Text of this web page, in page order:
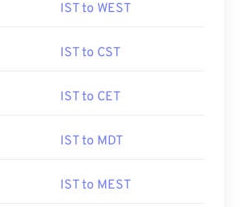
IST to WEST
IST to CST
IST to CET
IST to MDT
IST to MEST